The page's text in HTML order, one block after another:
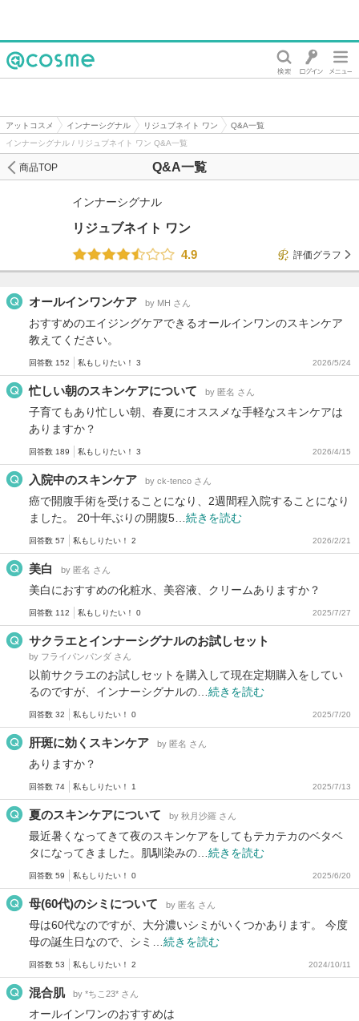
アットコスメ インナーシグナル リジュブネイト ワン
Q&A一覧
インナーシグナル / リジュブネイト ワン Q&A一覧
Q&A一覧
商品TOP
インナーシグナル
リジュブネイト ワン
4.9
評価グラフ
オールインワンケア by МH さん
おすすめのエイジングケアできるオールインワンのスキンケア
教えてください。
回答数 152 私もしりたい！ 3 2026/5/24
忙しい朝のスキンケアについて by 匿名 さん
子育てもあり忙しい朝、春夏にオススメな手軽なスキンケアは
ありますか？
回答数 189 私もしりたい！ 3 2026/4/15
入院中のスキンケア by ck-tenco さん
癌で開腹手術を受けることになり、2週間程入院することになり
ました。 20十年ぶりの開腹5… 続きを読む
回答数 57 私もしりたい！ 2 2026/2/21
美白 by 匿名 さん
美白におすすめの化粧水、美容液、クリームありますか？
回答数 112 私もしりたい！ 0 2025/7/27
サクラエとインナーシグナルのお試しセット
by フライパンパンダ さん
以前サクラエのお試しセットを購入して現在定期購入をしてい
るのですが、インナーシグナルの… 続きを読む
回答数 32 私もしりたい！ 0 2025/7/20
肝斑に効くスキンケア by 匿名 さん
ありますか？
回答数 74 私もしりたい！ 1 2025/7/13
夏のスキンケアについて by 秋月沙羅 さん
最近暑くなってきて夜のスキンケアをしてもテカテカのベタベ
タになってきました。肌馴染みの… 続きを読む
回答数 59 私もしりたい！ 0 2025/6/20
母(60代)のシミについて by 匿名 さん
母は60代なのですが、大分濃いシミがいくつかあります。 今度
母の誕生日なので、シミ… 続きを読む
回答数 53 私もしりたい！ 2 2024/10/11
混合肌 by *ちこ23* さん
オールインワンのおすすめは